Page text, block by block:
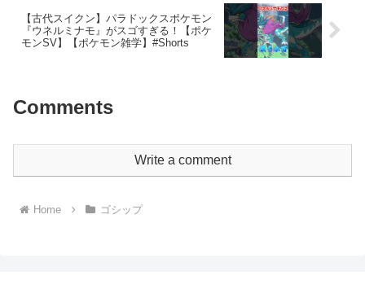
【古代スイクン】パラドックスポケモン
『ウネルミナモ』がスゴすぎる！【ポケ
モンSV】【ポケモン雑学】#Shorts
Comments
Write a comment
Home ゴシップ